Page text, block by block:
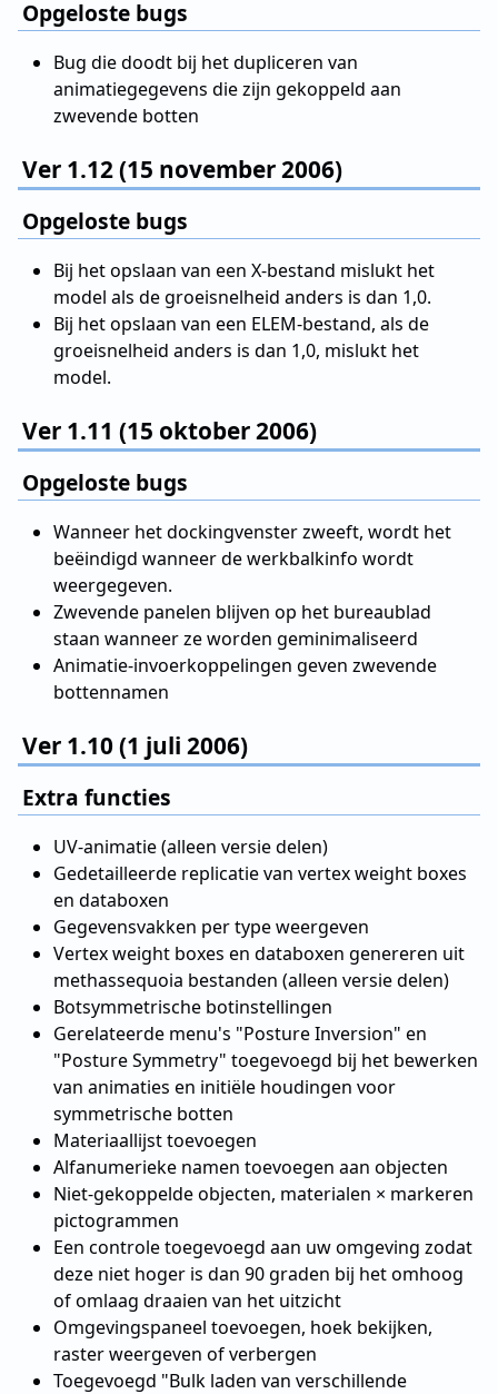
Opgeloste bugs
Bug die doodt bij het dupliceren van
animatiegegevens die zijn gekoppeld aan
zwevende botten
Ver 1.12 (15 november 2006)
Opgeloste bugs
Bij het opslaan van een X-bestand mislukt het
model als de groeisnelheid anders is dan 1,0.
Bij het opslaan van een ELEM-bestand, als de
groeisnelheid anders is dan 1,0, mislukt het
model.
Ver 1.11 (15 oktober 2006)
Opgeloste bugs
Wanneer het dockingvenster zweeft, wordt het
beëindigd wanneer de werkbalkinfo wordt
weergegeven.
Zwevende panelen blijven op het bureaublad
staan wanneer ze worden geminimaliseerd
Animatie-invoerkoppelingen geven zwevende
bottennamen
Ver 1.10 (1 juli 2006)
Extra functies
UV-animatie (alleen versie delen)
Gedetailleerde replicatie van vertex weight boxes
en databoxen
Gegevensvakken per type weergeven
Vertex weight boxes en databoxen genereren uit
methassequoia bestanden (alleen versie delen)
Botsymmetrische botinstellingen
Gerelateerde menu's "Posture Inversion" en
"Posture Symmetry" toegevoegd bij het bewerken
van animaties en initiële houdingen voor
symmetrische botten
Materiaallijst toevoegen
Alfanumerieke namen toevoegen aan objecten
Niet-gekoppelde objecten, materialen × markeren
pictogrammen
Een controle toegevoegd aan uw omgeving zodat
deze niet hoger is dan 90 graden bij het omhoog
of omlaag draaien van het uitzicht
Omgevingspaneel toevoegen, hoek bekijken,
raster weergeven of verbergen
Toegevoegd "Bulk laden van verschillende